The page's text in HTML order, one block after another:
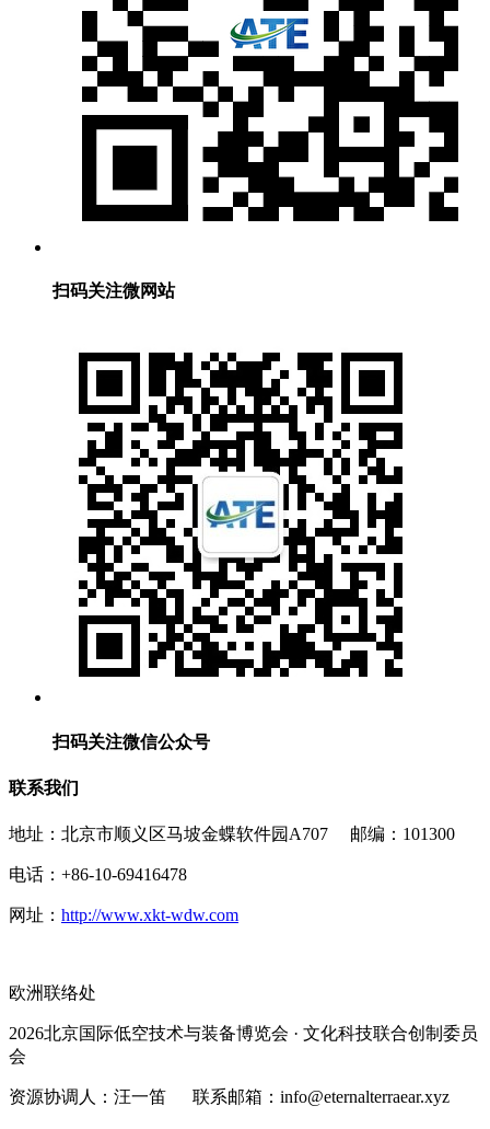
扫码关注微网站
扫码关注微信公众号
联系我们
地址：北京市顺义区马坡金蝶软件园A707 邮编：101300
电话：+86-10-69416478
网址： http://www.xkt-wdw.com
欧洲联络处
2026北京国际低空技术与装备博览会 · 文化科技联合创制委员
会
资源协调人：汪一笛 联系邮箱：info@eternalterraear.xyz